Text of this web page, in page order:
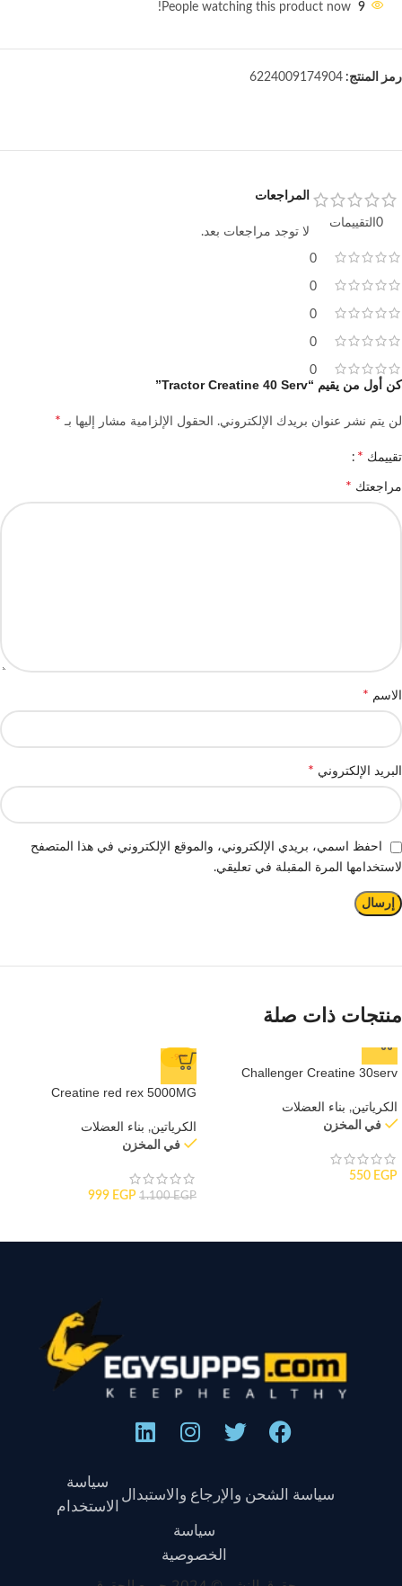
9
People watching this product now!
رمز المنتج: 6224009174904
0التقييمات
0
0
0
0
0
المراجعات
لا توجد مراجعات بعد.
كن أول من يقيم “Tractor Creatine 40 Serv”
لن يتم نشر عنوان بريدك الإلكتروني. الحقول الإلزامية مشار إليها بـ *
تقييمك *
مراجعتك *
الاسم *
البريد الإلكتروني *
احفظ اسمي، بريدي الإلكتروني، والموقع الإلكتروني في هذا المتصفح
لاستخدامها المرة المقبلة في تعليقي.
منتجات ذات صلة
Challenger Creatine 30serv
الكرياتين, بناء العضلات
في المخزن
550 EGP
-9%
Creatine red rex 5000MG
الكرياتين, بناء العضلات
في المخزن
1.100EGP
999 EGP
سياسة الشحن والإرجاع والاستبدال
سياسة
الاستخدام
سياسة
الخصوصية